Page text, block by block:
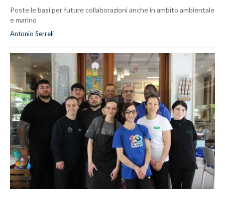
Poste le basi per future collaborazioni anche in ambito ambientale
e marino
Antonio Serreli